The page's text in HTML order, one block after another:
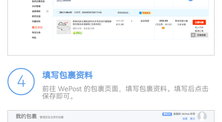
4 填写包裹资料
前往 WePost 的包裹页面，填写包裹资料。填写后点击
保存即可。